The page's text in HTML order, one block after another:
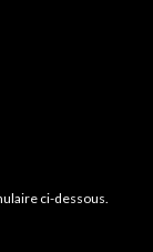
ci-dessous.